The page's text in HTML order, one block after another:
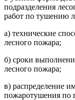
подразделения
работ по тушению
а) технические
лесного пожара;
б) сроки
лесного пожара;
в) распределение
пожаротушения по